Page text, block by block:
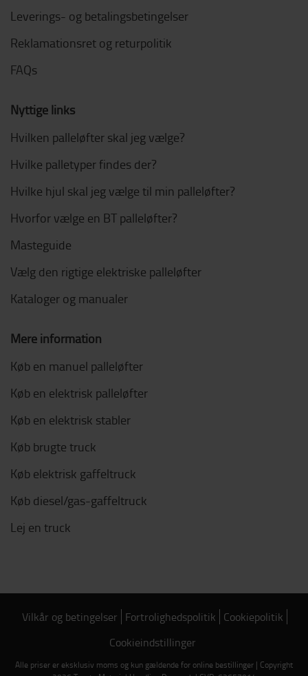
Leverings- og betalingsbetingelser
Reklamationsret og returpolitik
FAQs
Nyttige links
Hvilken palleløfter skal jeg vælge?
Hvilke palletyper findes der?
Hvilke hjul skal jeg vælge til min palleløfter?
Hvorfor vælge en BT palleløfter?
Masteguide
Vælg den rigtige elektriske palleløfter
Kataloger og manualer
Mere information
Køb en manuel palleløfter
Køb en elektrisk palleløfter
Køb en elektrisk stabler
Køb brugte truck
Køb elektrisk gaffeltruck
Køb diesel/gas-gaffeltruck
Lej en truck
Vilkår og betingelser Fortrolighedspolitik Cookiepolitik
Cookieindstillinger
Alle priser er eksklusiv moms og kun gældende for online bestillinger | Copyright